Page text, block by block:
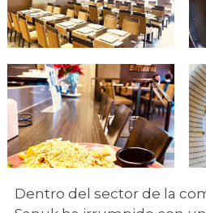
Dentro del sector de la